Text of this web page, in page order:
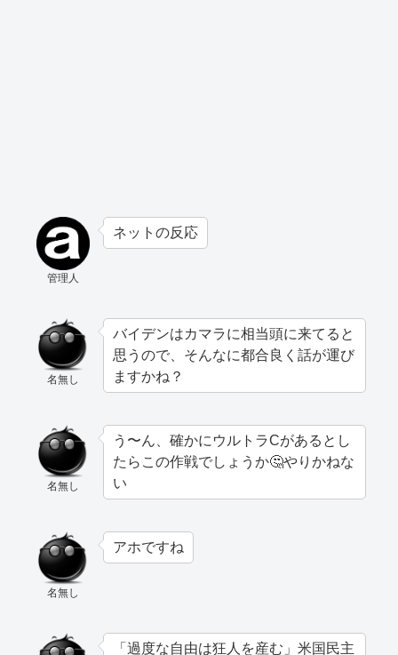
管理人
ネットの反応
名無し
バイデンはカマラに相当頭に来てると
思うので、そんなに都合良く話が運び
ますかね？
名無し
う〜ん、確かにウルトラCがあるとし
たらこの作戦でしょうか🤔やりかねな
い
名無し
アホですね
「過度な自由は狂人を産む」米国民主